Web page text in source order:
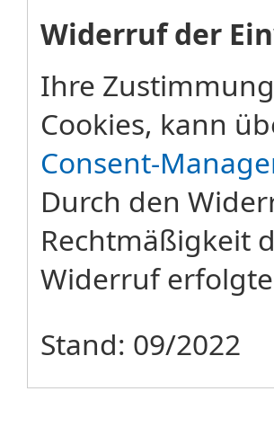
Widerruf der
Ihre
Cookies, kann
Consent-
Durch den
Rechtmäßigkeit
Widerruf
Stand: 09/2022